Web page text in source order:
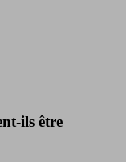
ils être